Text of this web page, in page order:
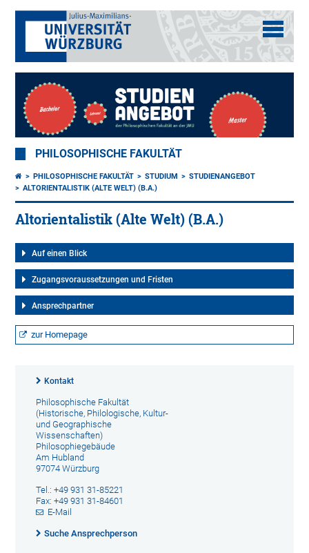
PHILOSOPHISCHE FAKULTÄT
PHILOSOPHISCHE FAKULTÄT STUDIUM
STUDIENANGEBOT
ALTORIENTALISTIK (ALTE WELT) (B.A.)
Altorientalistik (Alte Welt) (B.A.)
Auf einen Blick
Zugangsvoraussetzungen und Fristen
Ansprechpartner
zur Homepage
Kontakt
Philosophische Fakultät
(Historische, Philologische, Kultur-
und Geographische
Wissenschaften)
Philosophiegebäude
Am Hubland
97074 Würzburg
Tel.: +49 931 31-85221
Fax: +49 931 31-84601
E-Mail
Suche Ansprechperson